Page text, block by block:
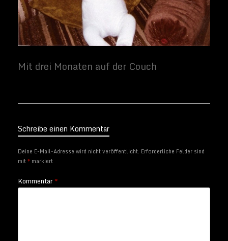
Schreibe einen Kommentar
Deine E-Mail-Adresse wird nicht veröffentlicht. Erforderliche Felder sind
mit* markiert
Kommentar*